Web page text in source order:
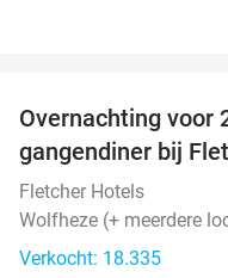
Overnachting voor
gangendiner bij
Fletcher Hotels
Wolfheze (+ meerdere
Verkocht: 18.335